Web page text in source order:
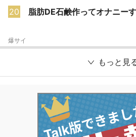
20 脂肪DE石鹸作ってオナニー
爆サイ
もっと見